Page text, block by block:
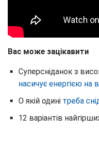
Вас може зацікавити
Суперсніданок з
насичує енергією на
О якій одині треба
12 варіантів